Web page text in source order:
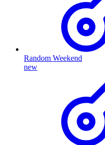
Random Weekend
new